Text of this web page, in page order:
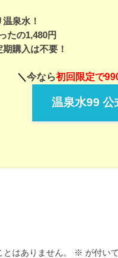
泉水！
たの1,480円
購入は不要！
＼ 今なら初回限定で
温泉水99 公
はありません。 ※ が付い